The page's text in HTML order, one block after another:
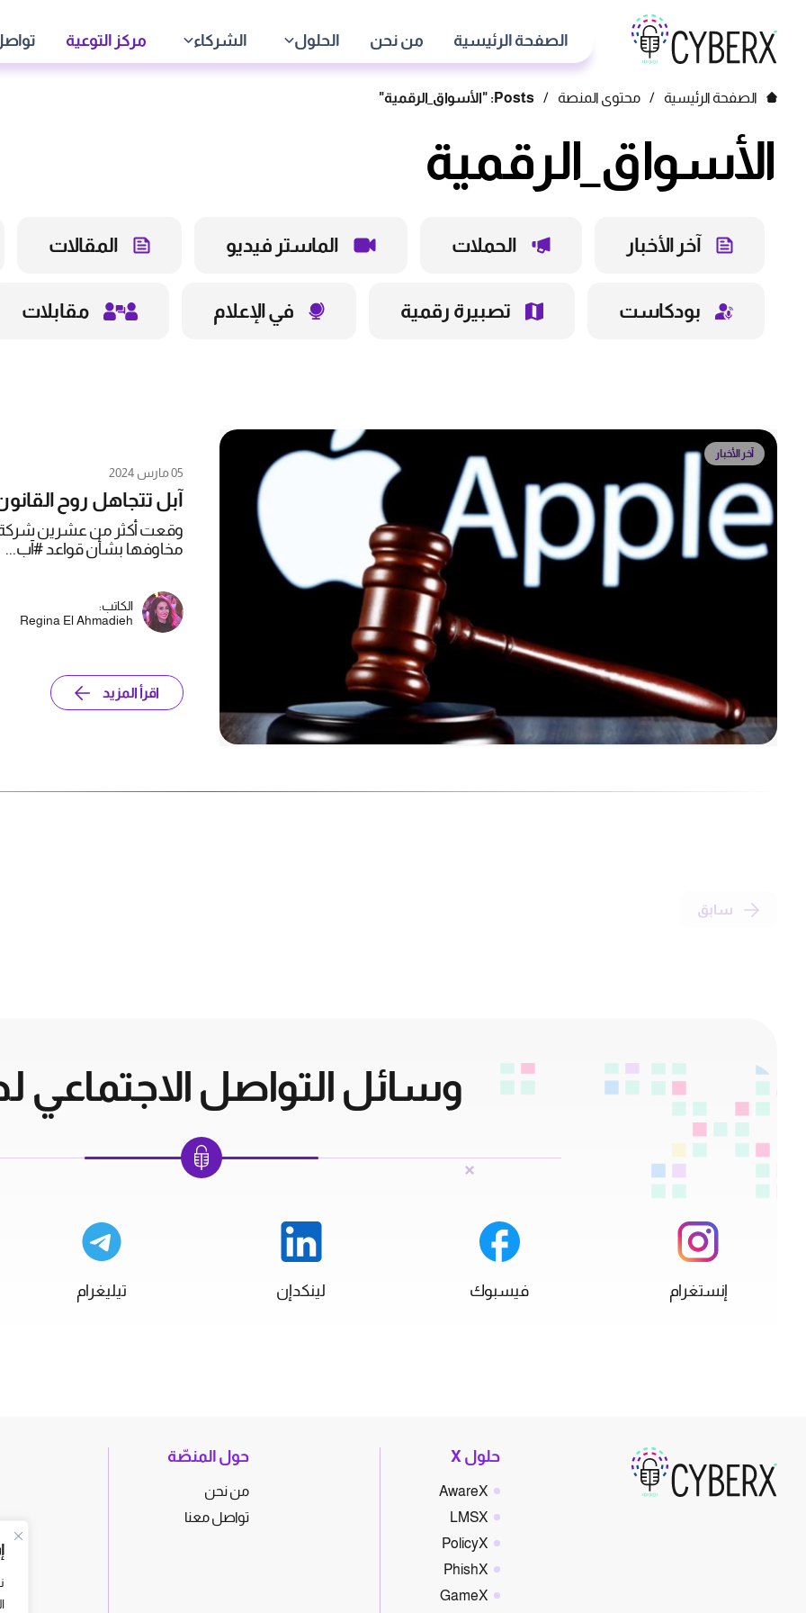
الصفحة الرئيسية من نحن الحلول الشركاء مركز التوعية
الصفحة الرئيسية / محتوى المنصة / Posts: "الأسواق_الرقمية"
الأسواق_الرقمية
آخر الأخبار الحملات الماستر فيديو المقالات
بودكاست تصبيرة رقمية في الإعلام مقابلات
آخر الأخبار
05 مارس 2024
آبل تتجاهل روح
وقعت أكثر من عشرين شركة
مخاوفها بشأن قواعد #آب...
الكاتب:
Regina El Ahmadieh
اقرأ المزيد
سابق
وسائل التواصل الاجتماعي
إنستغرام فيسبوك لينكدإن تيليغرام
حلول X
AwareX
LMSX
PolicyX
PhishX
GameX
حول المنصّة
من نحن
تواصل معنا